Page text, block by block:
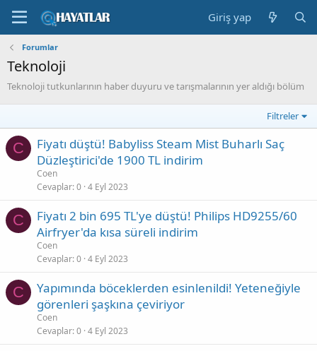
Giriş yap
Forumlar
Teknoloji
Teknoloji tutkunlarının haber duyuru ve tarışmalarının yer aldığı bölüm
Filtreler
C
Fiyatı düştü! Babyliss Steam Mist Buharlı Saç
Düzleştirici'de 1900 TL indirim
Coen
Cevaplar 0 4 Eyl 2023
C
Fiyatı 2 bin 695 TL'ye düştü! Philips HD9255/60
Airfryer'da kısa süreli indirim
Coen
Cevaplar 0 4 Eyl 2023
C
Yapımında böceklerden esinlenildi! Yeteneğiyle
görenleri şaşkına çeviriyor
Coen
Cevaplar 0 4 Eyl 2023